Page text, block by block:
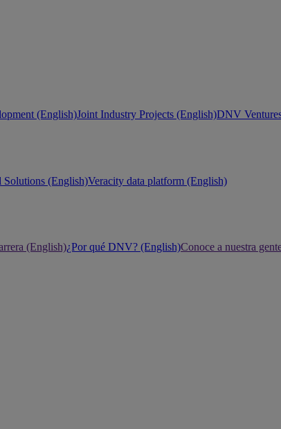
(English)Joint Industry Projects (English)DNV
Solutions (English)Veracity data platform (English)
(English)¿Por qué DNV? (English)Conoce a nuestra